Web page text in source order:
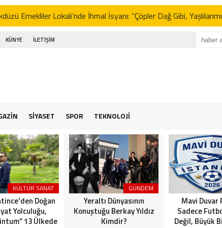
Emekliler Lokali’nde İhmal İsyanı: “Çöpler Dağ Gibi,
Özel’in Yeni Partisi Anketlerde Zirveyi Zorluyor: CHP’yi Geride
İttifak Açıklaması: “Seçimlere Tek Başına Girmeliyiz”
Yeni Parti Tartışmaları ve Sinem Dedetaş’ın Kararı: Gürsel
Emekliler Lokali’nde İhmal İsyanı: “Çöpler Dağ Gibi,
Özel’in Yeni Partisi Anketlerde Zirveyi Zorluyor: CHP’yi Geride
İttifak Açıklaması: “Seçimlere Tek Başına Girmeliyiz”
KÜNYE İLETİŞİM
SİYASET SPOR TEKNOLOJİ
KÜLTÜR SANAT
Doğan
Yolculuğu,
13 Ülkede
GÜNDEM
Yeraltı Dünyasının
Konuştuğu Berkay Yıldız
Kimdir?
Mavi Duvar
Sadece
Değil, Büyük